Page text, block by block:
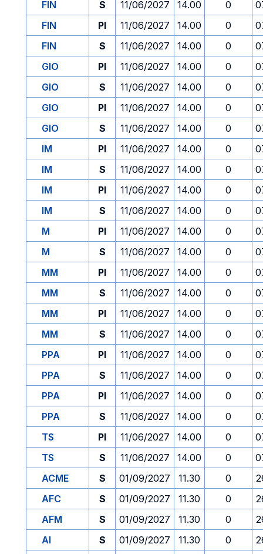
FIN
S 11/06/2027 14.00 0
FIN
PI 11/06/2027 14.00 0
FIN
S 11/06/2027 14.00 0
GIO
PI 11/06/2027 14.00 0
GIO
S 11/06/2027 14.00 0
GIO
PI 11/06/2027 14.00 0
GIO
S 11/06/2027 14.00 0
IM
PI 11/06/2027 14.00 0
IM
S 11/06/2027 14.00 0
IM
PI 11/06/2027 14.00 0
IM
S 11/06/2027 14.00 0
M
PI 11/06/2027 14.00 0
M
S 11/06/2027 14.00 0
MM
PI 11/06/2027 14.00 0
MM
S 11/06/2027 14.00 0
MM
PI 11/06/2027 14.00 0
MM
S 11/06/2027 14.00 0
PPA
PI 11/06/2027 14.00 0
PPA
S 11/06/2027 14.00 0
PPA
PI 11/06/2027 14.00 0
PPA
S 11/06/2027 14.00 0
TS
PI 11/06/2027 14.00 0
TS
S 11/06/2027 14.00 0
ACME
S 01/09/2027 11.30 0
AFC
S 01/09/2027 11.30 0
AFM
S 01/09/2027 11.30 0
AI
S 01/09/2027 11.30 0